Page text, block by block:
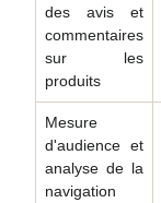
des avis et
commentaires
sur les
produits
Mesure
d'audience et
analyse de la
navigation